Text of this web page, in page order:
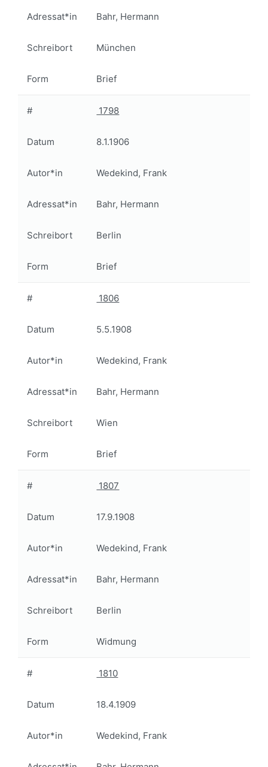
Adressat*in Bahr, Hermann
Schreibort München
Form Brief
# 1798
Datum 8.1.1906
Autor*in Wedekind, Frank
Adressat*in Bahr, Hermann
Schreibort Berlin
Form Brief
# 1806
Datum 5.5.1908
Autor*in Wedekind, Frank
Adressat*in Bahr, Hermann
Schreibort Wien
Form Brief
# 1807
Datum 17.9.1908
Autor*in Wedekind, Frank
Adressat*in Bahr, Hermann
Schreibort Berlin
Form Widmung
# 1810
Datum 18.4.1909
Autor*in Wedekind, Frank